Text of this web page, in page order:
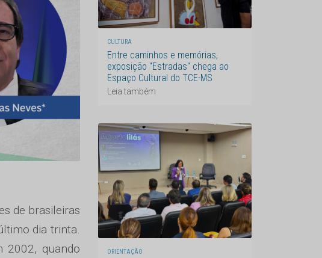
de brasileiras
dia trinta.
2002, quando
CULTURA
Entre caminhos e memórias,
exposição "Estradas" chega ao
Espaço Cultural do TCE-MS
Leia também
ORIENTAÇÃO